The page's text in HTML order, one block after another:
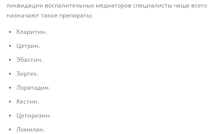
ликвидации воспалительных медиаторов специалисты чаще всего
назначают такие препараты:
Кларитин.
Цетрин.
Эбастин.
Зиртек.
Лоратадин.
Кестин.
Цетиризин.
Ломилан.